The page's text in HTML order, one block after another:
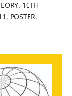
10TH
POSTER.